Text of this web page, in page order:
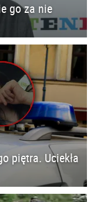
go za nie
piętra. Uciekła